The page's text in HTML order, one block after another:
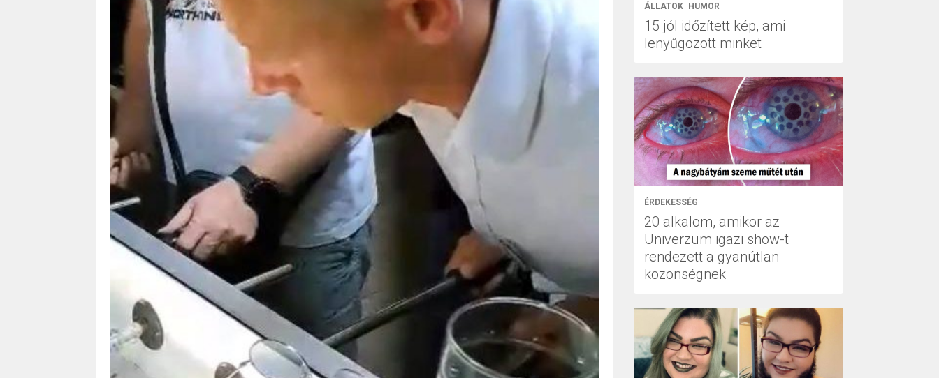
ÁLLATOK HUMOR
15 jól időzített kép, ami
lenyűgözött minket
ÉRDEKESSÉG
20 alkalom, amikor az
Univerzum igazi show-t
rendezett a gyanútlan
közönségnek